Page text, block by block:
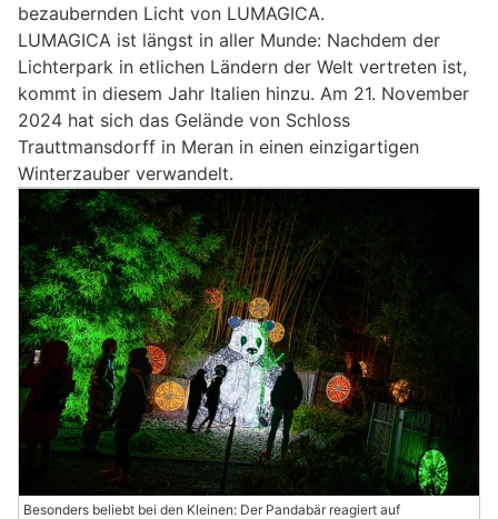
bezaubernden Licht von LUMAGICA.
LUMAGICA ist längst in aller Munde: Nachdem der
Lichterpark in etlichen Ländern der Welt vertreten ist,
kommt in diesem Jahr Italien hinzu. Am 21. November
2024 hat sich das Gelände von Schloss
Trauttmansdorff in Meran in einen einzigartigen
Winterzauber verwandelt.
Besonders beliebt bei den Kleinen: Der Pandabär reagiert auf